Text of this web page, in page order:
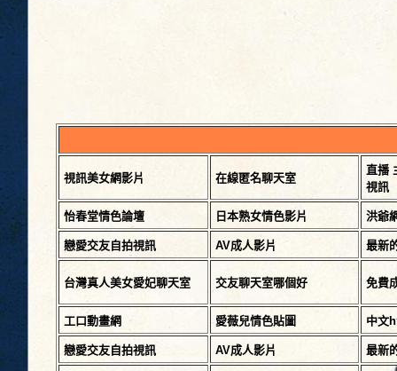
視訊美女網影片 在線匿名聊天室
直播
視訊
怡春堂情色論壇 日本熟女情色影片 洪爺
戀愛交友自拍視訊 AV成人影片 最新
台灣真人美女愛妃聊天室 交友聊天室哪個好 免費
工口動畫網 愛薇兒情色貼圖 中文
戀愛交友自拍視訊 AV成人影片 最新